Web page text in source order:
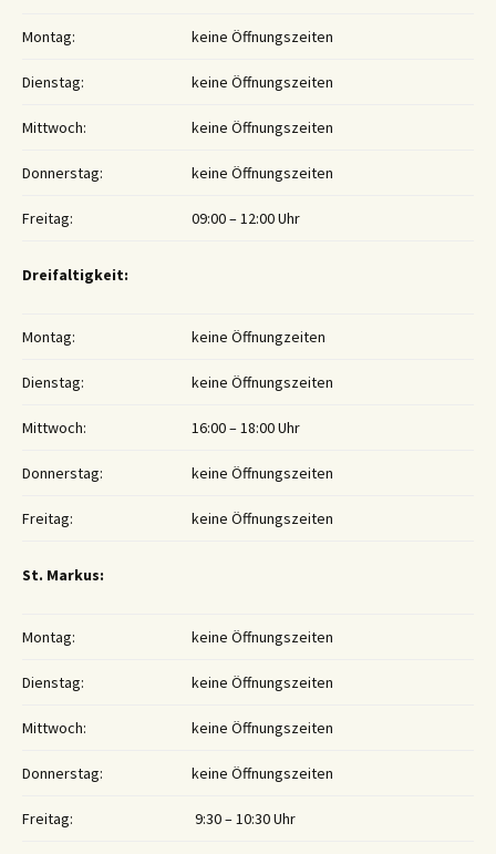
Montag: keine Öffnungszeiten
Dienstag: keine Öffnungszeiten
Mittwoch: keine Öffnungszeiten
Donnerstag: keine Öffnungszeiten
Freitag: 09:00 – 12:00 Uhr
Dreifaltigkeit:
Montag: keine Öffnungzeiten
Dienstag: keine Öffnungszeiten
Mittwoch: 16:00 – 18:00 Uhr
Donnerstag: keine Öffnungszeiten
Freitag: keine Öffnungszeiten
St. Markus:
Montag: keine Öffnungszeiten
Dienstag: keine Öffnungszeiten
Mittwoch: keine Öffnungszeiten
Donnerstag: keine Öffnungszeiten
Freitag: 9:30 – 10:30 Uhr